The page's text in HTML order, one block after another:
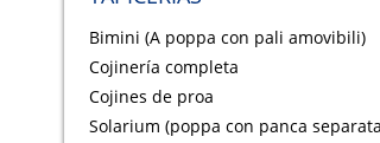
Bimini (A poppa con pali amovibili)
Cojinería completa
Cojines de proa
Solarium (poppa con panca